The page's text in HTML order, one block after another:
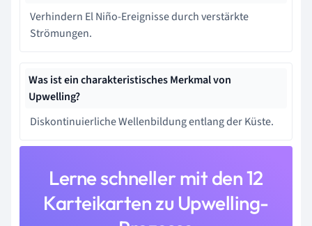
Verhindern El Niño-Ereignisse durch verstärkte
Strömungen.
Was ist ein charakteristisches Merkmal von
Upwelling?
Diskontinuierliche Wellenbildung entlang der Küste.
Lerne schneller mit den 12
Karteikarten zu Upwelling-